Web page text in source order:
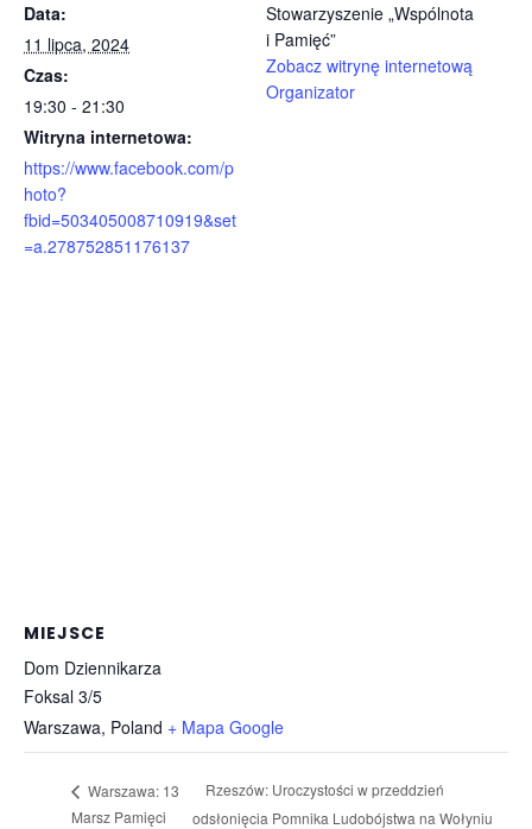
Data:
11 lipca, 2024
Czas:
19:30 - 21:30
Witryna internetowa:
https://www.facebook.com/p
hoto?
fbid=503405008710919&set
=a.278752851176137
Stowarzyszenie „Wspólnota
i Pamięć”
Zobacz witrynę internetową
Organizator
MIEJSCE
Dom Dziennikarza
Foksal 3/5
Warszawa, Poland + Mapa Google
Warszawa: 13
Marsz Pamięci
Rzeszów: Uroczystości w przeddzień
odsłonięcia Pomnika Ludobójstwa na Wołyniu